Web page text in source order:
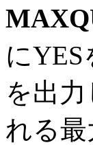
に
を出
れる